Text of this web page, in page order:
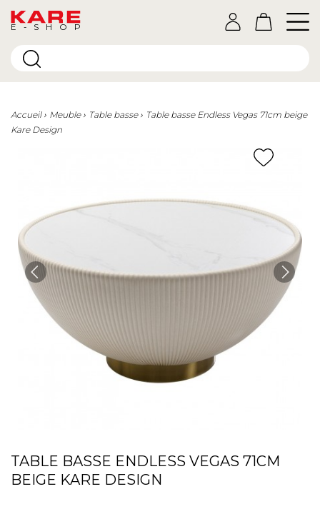
E-SHOP
Accueil Meuble Table basse
Table basse Endless Vegas 71cm beige
Kare Design
TABLE BASSE ENDLESS VEGAS 71CM
BEIGE KARE DESIGN